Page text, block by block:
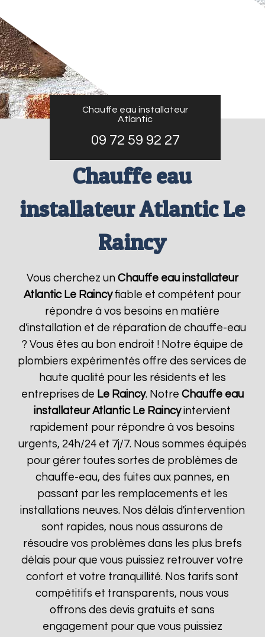
Chauffe eau installateur
Atlantic
09 72 59 92 27
Chauffe eau
installateur Atlantic Le
Raincy
Vous cherchez un Chauffe eau installateur
Atlantic Le Raincyfiable et compétent pour
répondre à vos besoins en matière
d'installation et de réparation de chauffe-eau
? Vous êtes au bon endroit ! Notre équipe de
plombiers expérimentés offre des services de
haute qualité pour les résidents et les
entreprises de Le Raincy. Notre Chauffe eau
installateur Atlantic Le Raincyintervient
rapidement pour répondre à vos besoins
urgents, 24h/24 et 7j/7. Nous sommes équipés
pour gérer toutes sortes de problèmes de
chauffe-eau, des fuites aux pannes, en
passant par les remplacements et les
installations neuves. Nos délais d'intervention
sont rapides, nous nous assurons de
résoudre vos problèmes dans les plus brefs
délais pour que vous puissiez retrouver votre
confort et votre tranquillité. Nos tarifs sont
compétitifs et transparents, nous vous
offrons des devis gratuits et sans
engagement pour que vous puissiez